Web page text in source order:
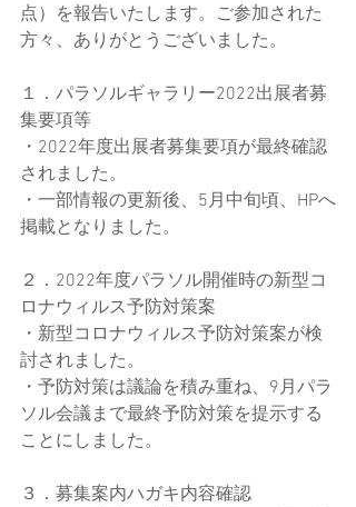
点）を報告いたします。ご参加された
方々、ありがとうございました。
１．パラソルギャラリー2022出展者募
集要項等
・2022年度出展者募集要項が最終確認
されました。
・一部情報の更新後、5月中旬頃、HPへ
掲載となりました。
２．2022年度パラソル開催時の新型コ
ロナウィルス予防対策案
・新型コロナウィルス予防対策案が検
討されました。
・予防対策は議論を積み重ね、9月パラ
ソル会議まで最終予防対策を提示する
ことにしました。
３．募集案内ハガキ内容確認